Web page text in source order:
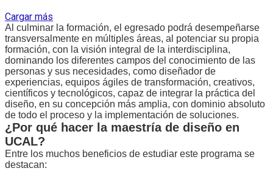
Cargar más
Al culminar la formación, el egresado podrá desempeñarse
transversalmente en múltiples áreas, al potenciar su propia
formación, con la visión integral de la interdisciplina,
dominando los diferentes campos del conocimiento de las
personas y sus necesidades, como diseñador de
experiencias, equipos ágiles de transformación, creativos,
científicos y tecnológicos, capaz de integrar la práctica del
diseño, en su concepción más amplia, con dominio absoluto
de todo el proceso y la implementación de soluciones.
¿Por qué hacer la maestría de diseño en
UCAL?
Entre los muchos beneficios de estudiar este programa se
destacan: